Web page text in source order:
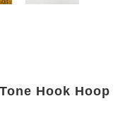
Hook Hoop